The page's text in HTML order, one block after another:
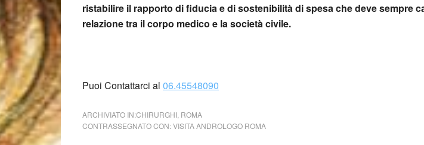
ristabilire il rapporto di fiducia e di sostenibilità di spesa che deve sempre
relazione tra il corpo medico e la società civile.
Puoi Contattarci al 06.45548090
ARCHIVIATO IN:CHIRURGHI ROMA
CONTRASSEGNATO CON:VISITA ANDROLOGO ROMA